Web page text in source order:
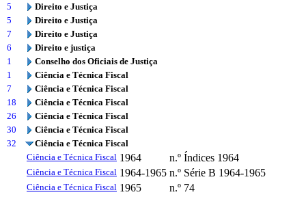
5
Direito e Justiça
5
Direito e Justiça
7
Direito e Justiça
6
Direito e justiça
1
Conselho dos Oficiais de Justiça
1
Ciência e Técnica Fiscal
7
Ciência e Técnica Fiscal
18
Ciência e Técnica Fiscal
26
Ciência e Técnica Fiscal
30
Ciência e Técnica Fiscal
32
Ciência e Técnica Fiscal
Ciência e Técnica Fiscal 1964 n.º Índices 1964
Ciência e Técnica Fiscal 1964-1965 n.º Série B 1964-1965
Ciência e Técnica Fiscal 1965 n.º 74